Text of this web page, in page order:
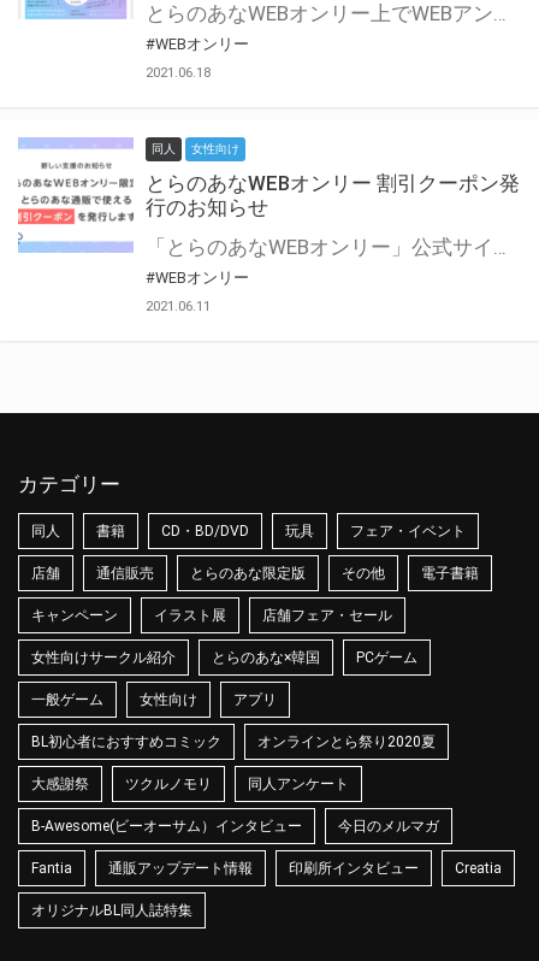
とらのあなWEBオンリー上でWEBアンソロジーが作成できる「記念コメント」について、その使い方や作成手順を解説します！ 支援タイプを「サークル参加型」「サークル参加型・マルシェ(イベント会場)機能付き」でお申し込みいただいている主催者様はぜひご活用ください♪ とらのあなWEBオンリーサイトはこちら
#WEBオンリー
2021.06.18
同人 女性向け
とらのあなWEBオンリー 割引クーポン発
行のお知らせ
「とらのあなWEBオンリー」公式サイトでとらのあな通販の「割引クーポン」を配布中！ イベントごとに開催当日限定で使える割引クーポンのシリアルコードを発行します。 とらのあなWEBオンリーのページをチェックして、イベント当日にお得にお買い物を楽しみましょう♪ ※本キャンペーンは予告なく終了する場合がございます。 とらのあなWEBオンリーサイトはこちら
#WEBオンリー
2021.06.11
カテゴリー
同人 書籍 CD・BD/DVD 玩具 フェア・イベント
店舗 通信販売 とらのあな限定版 その他 電子書籍
キャンペーン イラスト展 店舗フェア・セール
女性向けサークル紹介 とらのあな×韓国 PCゲーム
一般ゲーム 女性向け アプリ
BL初心者におすすめコミック オンラインとら祭り2020夏
大感謝祭 ツクルノモリ 同人アンケート
B-Awesome(ビーオーサム）インタビュー 今日のメルマガ
Fantia 通販アップデート情報 印刷所インタビュー Creatia
オリジナルBL同人誌特集